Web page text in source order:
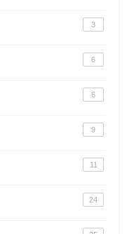
3
6
6
9
11
24